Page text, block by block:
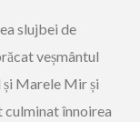
slujbei de
veșmântul
și Marele Mir și
culminat înnoirea